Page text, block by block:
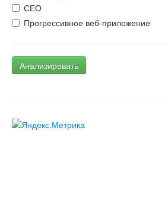
СЕО
Прогрессивное веб-приложение
Анализировать